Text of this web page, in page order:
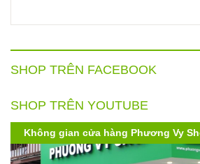
SHOP TRÊN FACEBOOK
SHOP TRÊN YOUTUBE
Kính Hoda 3D
| Cứng hơn - full tràn